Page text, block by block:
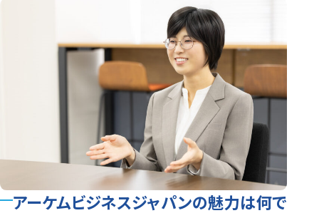
アーケムビジネスジャパンの魅力は何で